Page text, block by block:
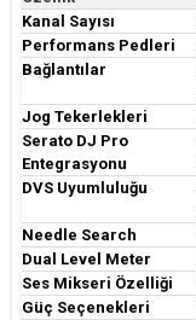
Kanal Sayısı
Performans Pedleri
Bağlantılar
Jog Tekerlekleri
Serato DJ Pro
Entegrasyonu
DVS Uyumluluğu
Needle Search
Dual Level Meter
Ses Mikseri Özelliği
Güç Seçenekleri